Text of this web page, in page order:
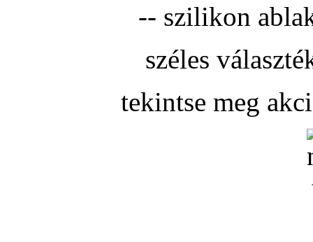
-- szilikon
széles
tekintse meg